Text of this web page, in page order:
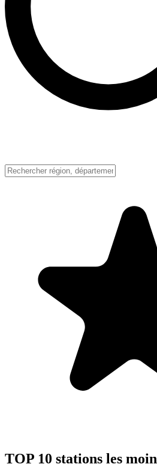
TOP 10 stations les